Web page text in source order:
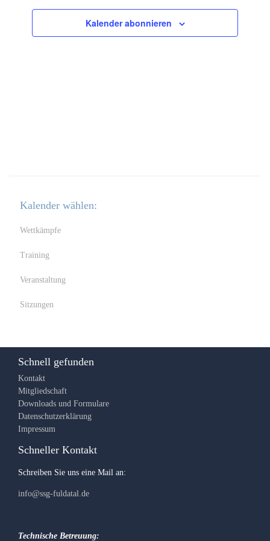
Kalender abonnieren
Kalender wählen:
Wettkämpfe
Training
Veranstaltung
Sitzungen
Schnell gefunden
Kontakt
Mitgliedschaft
Downloads und Formulare
Datenschutzerklärung
Impressum
Schneller Kontakt
Schreiben Sie uns eine Mail an:
info@ssg-fuldatal.de
Technische Betreuung: